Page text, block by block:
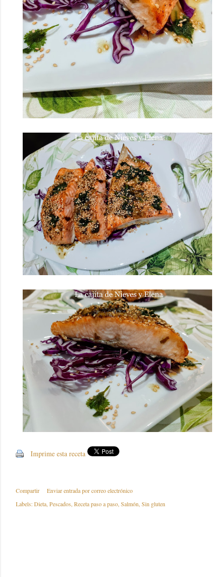
Imprime esta receta
Compartir
Enviar entrada por correo electrónico
Labels:Dieta Pescados Receta paso a paso Salmón Sin gluten